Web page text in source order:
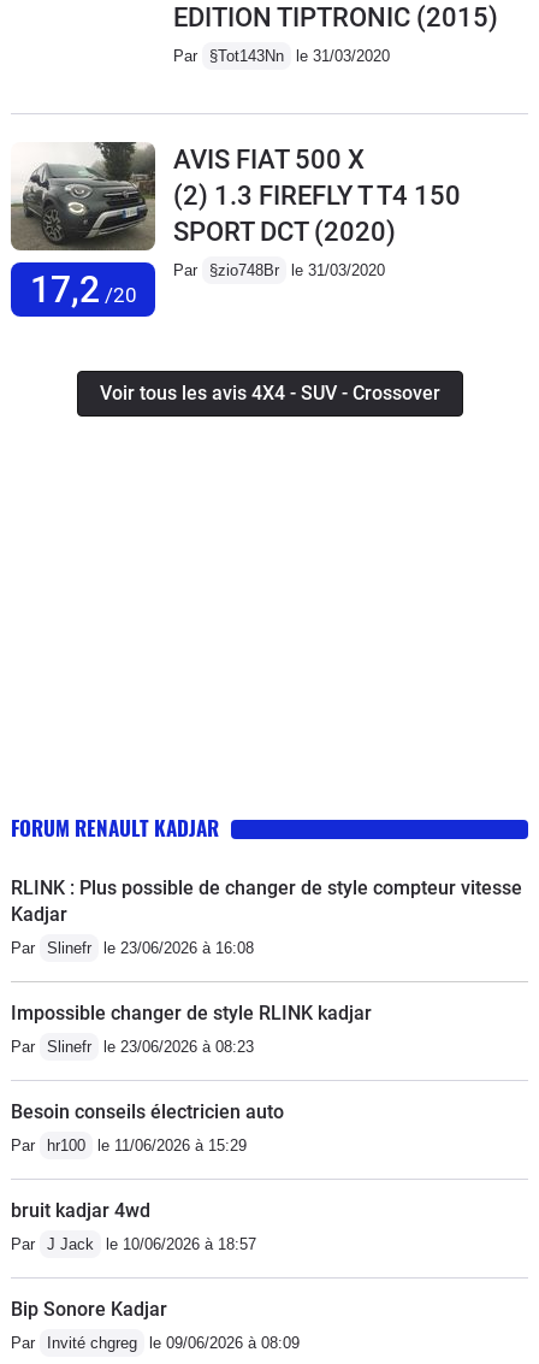
EDITION TIPTRONIC (2015)
Par §Tot143Nn le 31/03/2020
17,2 /20
AVIS FIAT 500 X
(2) 1.3 FIREFLY T T4 150
SPORT DCT(2020)
Par §zio748Br le 31/03/2020
Voir tous les avis 4X4 - SUV - Crossover
FORUM RENAULT KADJAR
RLINK : Plus possible de changer de style compteur vitesse
Kadjar
Par Slinefr le 23/06/2026 à 16:08
Impossible changer de style RLINK kadjar
Par Slinefr le 23/06/2026 à 08:23
Besoin conseils électricien auto
Par hr100 le 11/06/2026 à 15:29
bruit kadjar 4wd
Par J Jack le 10/06/2026 à 18:57
Bip Sonore Kadjar
Par Invité chgreg le 09/06/2026 à 08:09